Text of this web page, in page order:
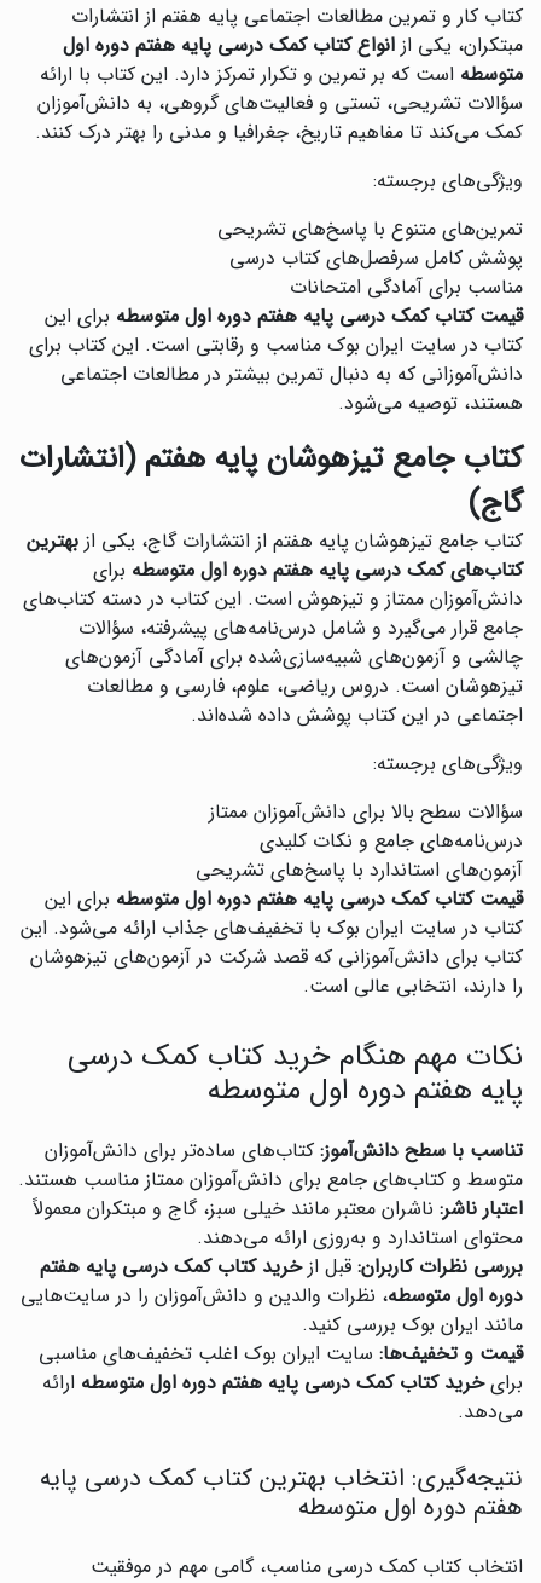
کتاب کار و تمرین مطالعات اجتماعی پایه هفتم از انتشارات
مبتکران، یکی از انواع کتاب کمک درسی پایه هفتم دوره اول
متوسطه است که بر تمرین و تکرار تمرکز دارد. این کتاب با ارائه
سؤالات تشریحی، تستی و فعالیت‌های گروهی، به دانش‌آموزان
کمک می‌کند تا مفاهیم تاریخ، جغرافیا و مدنی را بهتر درک کنند.
ویژگی‌های برجسته:
تمرین‌های متنوع با پاسخ‌های تشریحی
پوشش کامل سرفصل‌های کتاب درسی
مناسب برای آمادگی امتحانات
قیمت کتاب کمک درسی پایه هفتم دوره اول متوسطه برای این
کتاب در سایت ایران بوک مناسب و رقابتی است. این کتاب برای
دانش‌آموزانی که به دنبال تمرین بیشتر در مطالعات اجتماعی
هستند، توصیه می‌شود.
کتاب جامع تیزهوشان پایه هفتم (انتشارات
گاج)
کتاب جامع تیزهوشان پایه هفتم از انتشارات گاج، یکی از بهترین
کتاب‌های کمک درسی پایه هفتم دوره اول متوسطه برای
دانش‌آموزان ممتاز و تیزهوش است. این کتاب در دسته کتاب‌های
جامع قرار می‌گیرد و شامل درس‌نامه‌های پیشرفته، سؤالات
چالشی و آزمون‌های شبیه‌سازی‌شده برای آمادگی آزمون‌های
تیزهوشان است. دروس ریاضی، علوم، فارسی و مطالعات
اجتماعی در این کتاب پوشش داده شده‌اند.
ویژگی‌های برجسته:
سؤالات سطح بالا برای دانش‌آموزان ممتاز
درس‌نامه‌های جامع و نکات کلیدی
آزمون‌های استاندارد با پاسخ‌های تشریحی
قیمت کتاب کمک درسی پایه هفتم دوره اول متوسطه برای این
کتاب در سایت ایران بوک با تخفیف‌های جذاب ارائه می‌شود. این
کتاب برای دانش‌آموزانی که قصد شرکت در آزمون‌های تیزهوشان
را دارند، انتخابی عالی است.
نکات مهم هنگام خرید کتاب کمک درسی
پایه هفتم دوره اول متوسطه
تناسب با سطح دانش‌آموز: کتاب‌های ساده‌تر برای دانش‌آموزان
متوسط و کتاب‌های جامع برای دانش‌آموزان ممتاز مناسب هستند.
اعتبار ناشر: ناشران معتبر مانند خیلی سبز، گاج و مبتکران معمولاً
محتوای استاندارد و به‌روزی ارائه می‌دهند.
بررسی نظرات کاربران: قبل ازخرید کتاب کمک درسی پایه هفتم
دوره اول متوسطه، نظرات والدین و دانش‌آموزان را در سایت‌هایی
مانند ایران بوک بررسی کنید.
قیمت و تخفیف‌ها: سایت ایران بوک اغلب تخفیف‌های مناسبی
برایخرید کتاب کمک درسی پایه هفتم دوره اول متوسطه ارائه
می‌دهد.
نتیجه‌گیری: انتخاب بهترین کتاب کمک درسی پایه
هفتم دوره اول متوسطه
انتخاب کتاب کمک درسی مناسب، گامی مهم در موفقیت